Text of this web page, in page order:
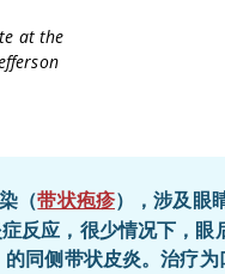
at the
（带状疱疹），涉及眼
反应，很少情况下，眼
同侧带状皮炎。治疗